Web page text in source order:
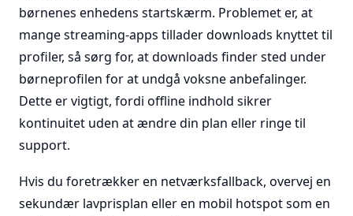
børnenes enhedens startskærm. Problemet er, at
mange streaming-apps tillader downloads knyttet til
profiler, så sørg for, at downloads finder sted under
børneprofilen for at undgå voksne anbefalinger.
Dette er vigtigt, fordi offline indhold sikrer
kontinuitet uden at ændre din plan eller ringe til
support.
Hvis du foretrækker en netværksfallback, overvej en
sekundær lavprisplan eller en mobil hotspot som en